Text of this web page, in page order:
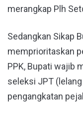
merangkap Plh
Sedangkan Sikap
memprioritaskan
PPK, Bupati wajib
seleksi JPT
pengangkatan